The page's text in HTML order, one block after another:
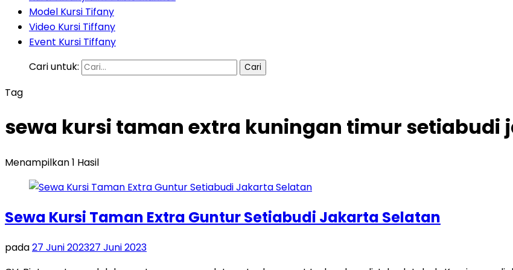
Model Kursi Tifany
Video Kursi Tiffany
Event Kursi Tiffany
Cari untuk:
Tag
sewa kursi taman extra kuningan timur setiabudi
Menampilkan 1 Hasil
Sewa Kursi Taman Extra Guntur Setiabudi Jakarta Selatan
pada27 Juni 202327 Juni 2023